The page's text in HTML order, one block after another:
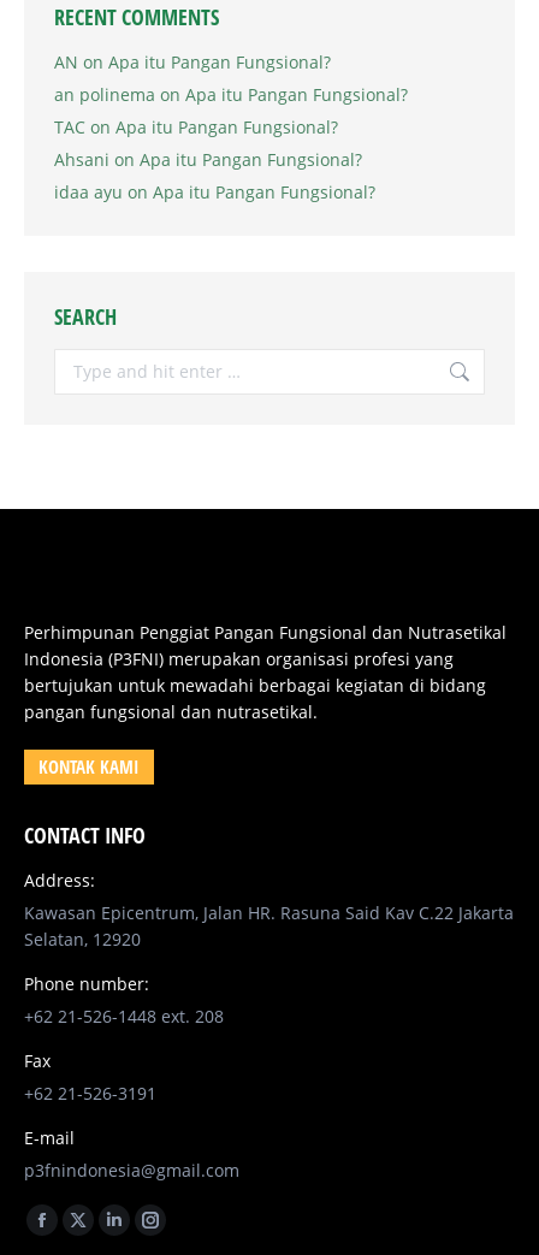
RECENT COMMENTS
AN on Apa itu Pangan Fungsional?
an polinema on Apa itu Pangan Fungsional?
TAC on Apa itu Pangan Fungsional?
Ahsani on Apa itu Pangan Fungsional?
idaa ayu on Apa itu Pangan Fungsional?
SEARCH
Perhimpunan Penggiat Pangan Fungsional dan Nutrasetikal
Indonesia (P3FNI) merupakan organisasi profesi yang
bertujukan untuk mewadahi berbagai kegiatan di bidang
pangan fungsional dan nutrasetikal.
KONTAK KAMI
CONTACT INFO
Address:
Kawasan Epicentrum, Jalan HR. Rasuna Said Kav C.22 Jakarta
Selatan, 12920
Phone number:
+62 21-526-1448 ext. 208
Fax
+62 21-526-3191
E-mail
p3fnindonesia@gmail.com
Find us on:
Facebook
X
LinkedinInstagram